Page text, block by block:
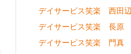
デイサービス笑楽 西田辺
デイサービス笑楽 長原
デイサービス笑楽 門真